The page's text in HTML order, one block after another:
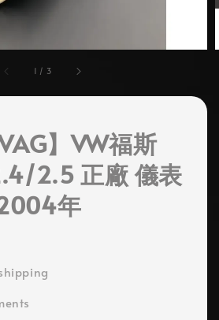
1 / 3
】VW福斯
2.5 正廠 儀表
年